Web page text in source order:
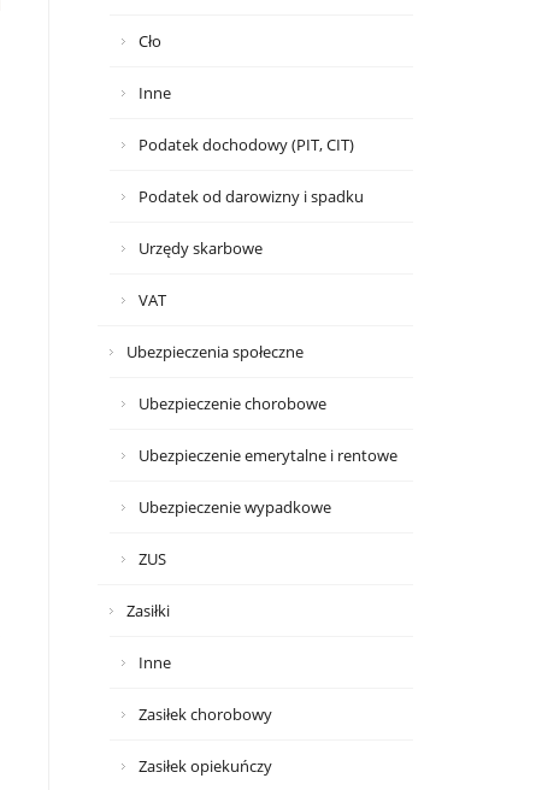
Cło
Inne
Podatek dochodowy (PIT, CIT)
Podatek od darowizny i spadku
Urzędy skarbowe
VAT
Ubezpieczenia społeczne
Ubezpieczenie chorobowe
Ubezpieczenie emerytalne i rentowe
Ubezpieczenie wypadkowe
ZUS
Zasiłki
Inne
Zasiłek chorobowy
Zasiłek opiekuńczy